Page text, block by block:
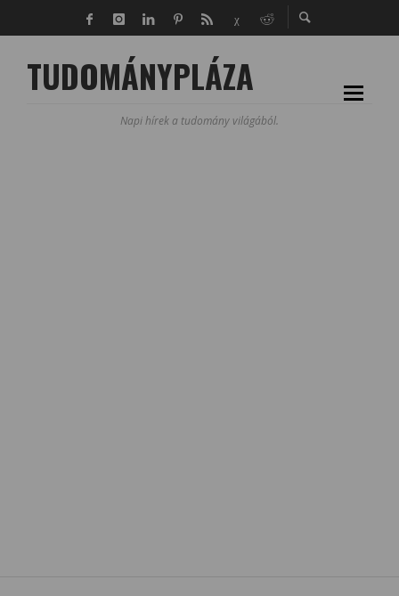
TUDOMÁNYPLÁZA
Napi hírek a tudomány világából.